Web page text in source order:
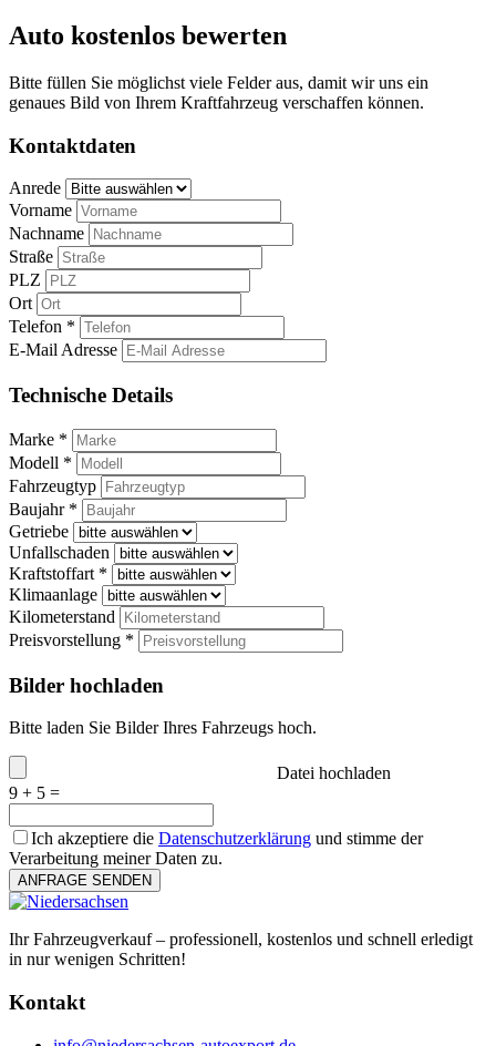
Auto kostenlos bewerten
Bitte füllen Sie möglichst viele Felder aus, damit wir uns ein
genaues Bild von Ihrem Kraftfahrzeug verschaffen können.
Kontaktdaten
Anrede
Vorname
Nachname
Straße
PLZ
Ort
Telefon *
E-Mail Adresse
Technische Details
Marke *
Modell *
Fahrzeugtyp
Baujahr *
Getriebe
Unfallschaden
Kraftstoffart *
Klimaanlage
Kilometerstand
Preisvorstellung *
Bilder hochladen
Bitte laden Sie Bilder Ihres Fahrzeugs hoch.
Datei hochladen
9 + 5 =
Ich akzeptiere die Datenschutzerklärung und stimme der
Verarbeitung meiner Daten zu.
ANFRAGE SENDEN
Ihr Fahrzeugverkauf – professionell, kostenlos und schnell erledigt
in nur wenigen Schritten!
Kontakt